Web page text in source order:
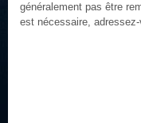
généralement pas être
est nécessaire,